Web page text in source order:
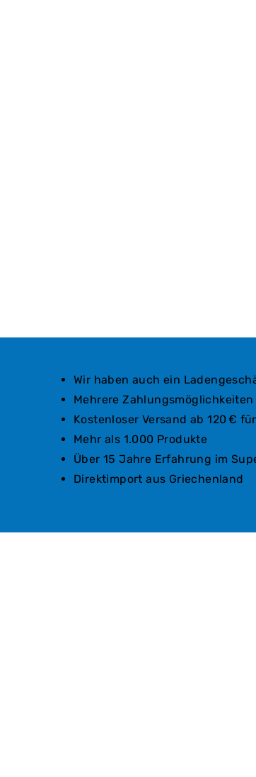
Wir haben auch ein
Mehrere Zahlungsmöglichkeiten
Kostenloser Versand ab 120 €
Mehr als 1.000 Produkte
Über 15 Jahre Erfahrung im
Direktimport aus Griechenland